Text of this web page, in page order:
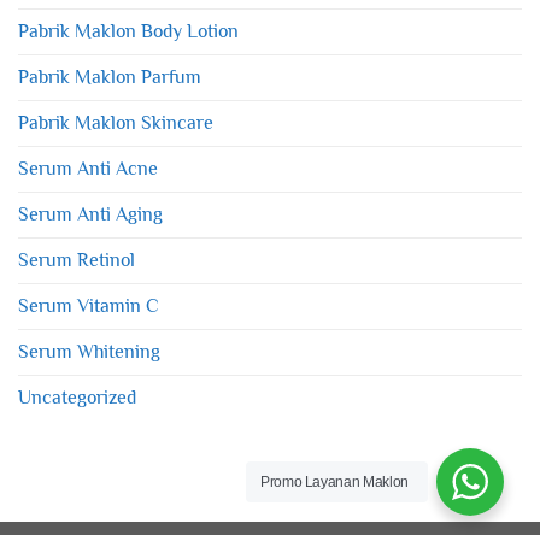
Pabrik Maklon Body Lotion
Pabrik Maklon Parfum
Pabrik Maklon Skincare
Serum Anti Acne
Serum Anti Aging
Serum Retinol
Serum Vitamin C
Serum Whitening
Uncategorized
Promo Layanan Maklon